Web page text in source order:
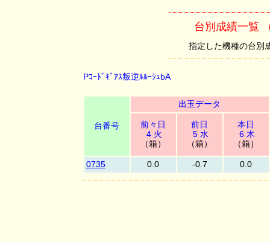
台別成績一覧
指定した機種の台別
Pｺｰﾄﾞｷﾞｱｽ叛逆ﾙﾙｰｼｭbA
台番号
出玉データ
前々日
4 火
（箱）
前日
5 水
（箱）
本日
6 木
（箱）
0735 0.0 -0.7 0.0